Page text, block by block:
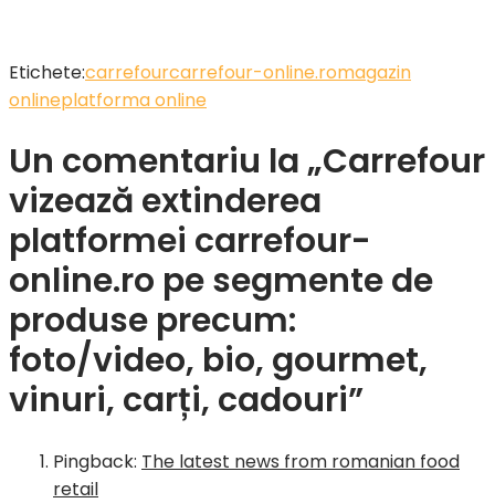
Etichete:carrefourcarrefour-online.romagazin
onlineplatforma online
Un comentariu la „Carrefour
vizează extinderea
platformei carrefour-
online.ro pe segmente de
produse precum:
foto/video, bio, gourmet,
vinuri, carți, cadouri”
Pingback: The latest news from romanian food
retail